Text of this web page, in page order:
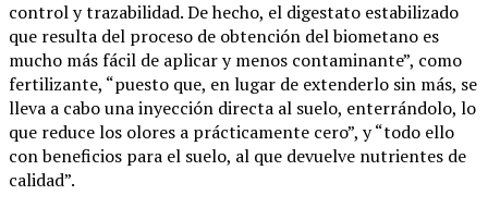
control y trazabilidad. De hecho, el digestato estabilizado
que resulta del proceso de obtención del biometano es
mucho más fácil de aplicar y menos contaminante”, como
fertilizante, “puesto que, en lugar de extenderlo sin más, se
lleva a cabo una inyección directa al suelo, enterrándolo, lo
que reduce los olores a prácticamente cero”, y “todo ello
con beneficios para el suelo, al que devuelve nutrientes de
calidad”.